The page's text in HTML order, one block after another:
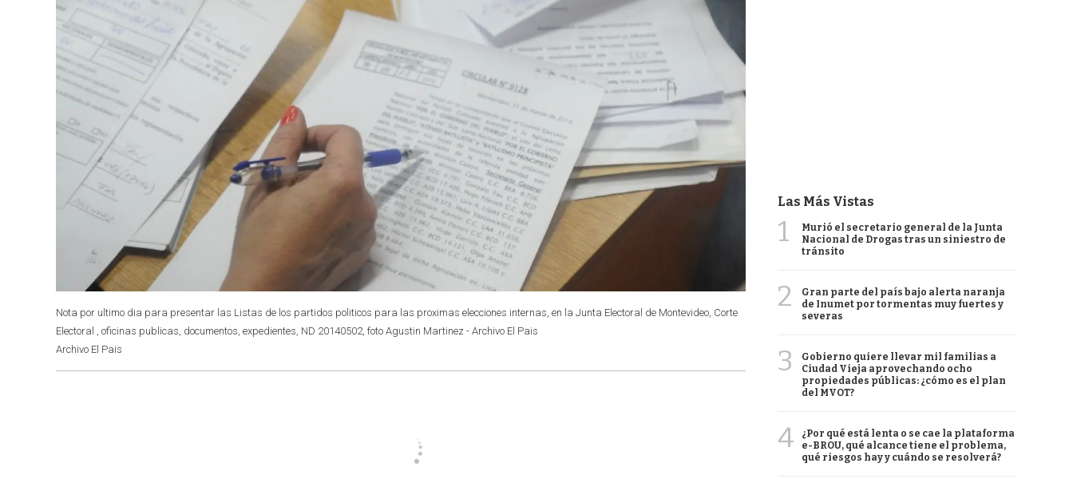
Nota por ultimo dia para presentar las Listas de los partidos politicos para las proximas elecciones internas, en la Junta Electoral de Montevideo, Corte
Electoral , oficinas publicas, documentos, expedientes, ND 20140502, foto Agustin Martinez - Archivo El Pais
Archivo El Pais
Las Más Vistas
1
Murió el secretario general de la Junta
Nacional de Drogas tras un siniestro de
tránsito
2
Gran parte del país bajo alerta naranja
de Inumet por tormentas muy fuertes y
severas
3
Gobierno quiere llevar mil familias a
Ciudad Vieja aprovechando ocho
propiedades públicas: ¿cómo es el plan
del MVOT?
4
¿Por qué está lenta o se cae la plataforma
e-BROU, qué alcance tiene el problema,
qué riesgos hay y cuándo se resolverá?